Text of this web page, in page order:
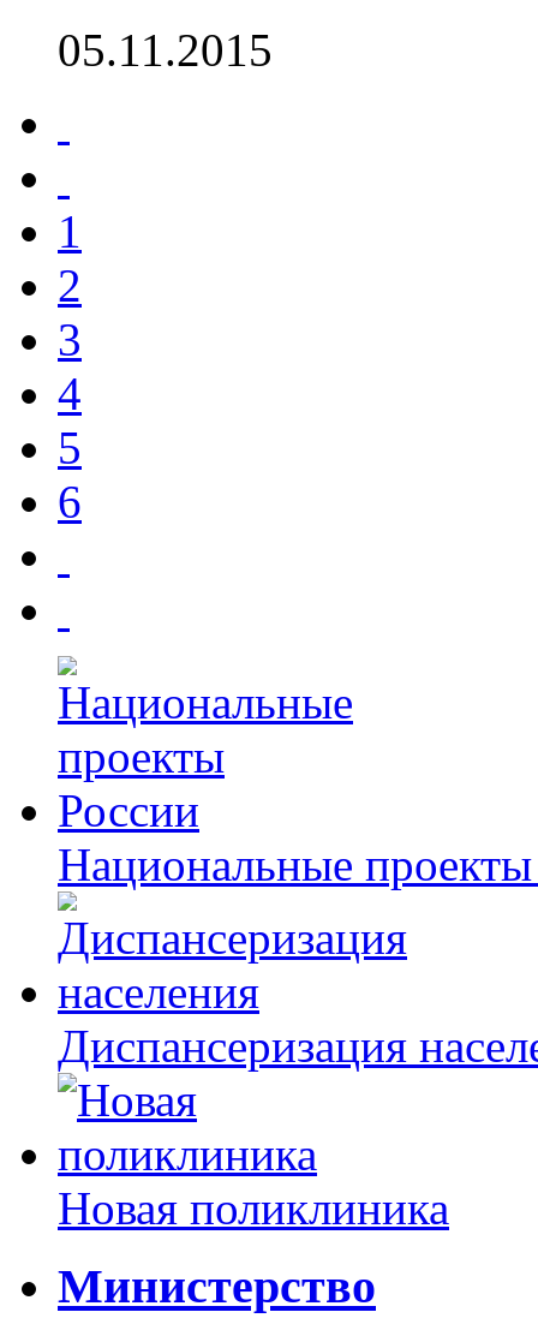
05.11.2015
1
2
3
4
5
6
Национальные
Диспансеризация
Новая поликлиника
Министерство